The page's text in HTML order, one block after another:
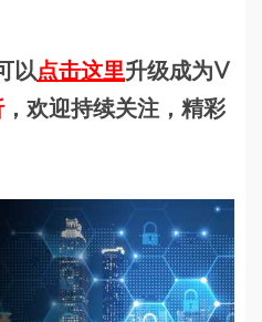
以点击这里升级成为V
，欢迎持续关注，精彩